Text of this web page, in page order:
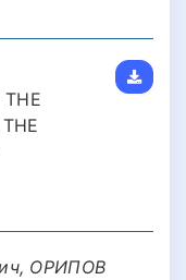
THE
ОРИПОВ